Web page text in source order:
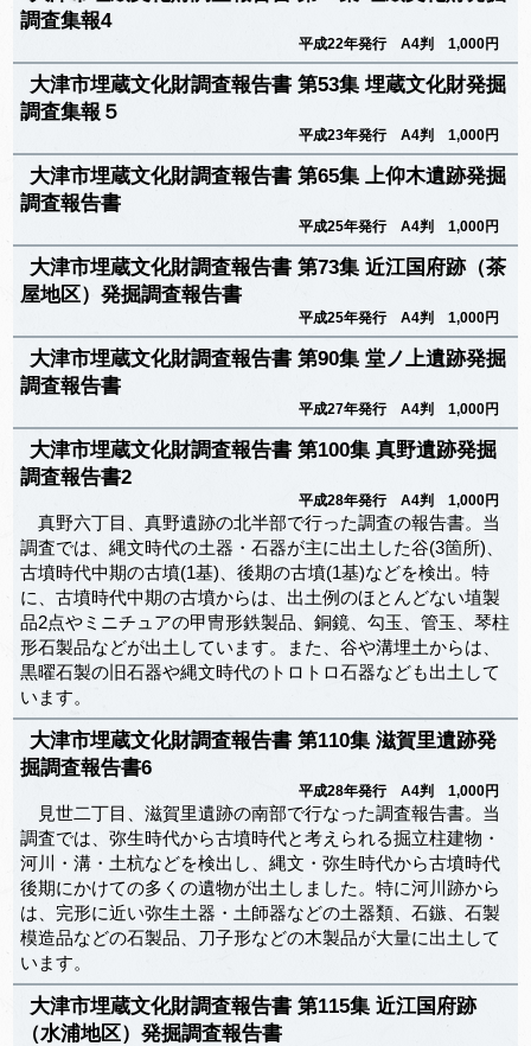
調査集報4
平成22年発行 A4判 1,000円
大津市埋蔵文化財調査報告書 第53集 埋蔵文化財発掘
調査集報５
平成23年発行 A4判 1,000円
大津市埋蔵文化財調査報告書 第65集 上仰木遺跡発掘
調査報告書
平成25年発行 A4判 1,000円
大津市埋蔵文化財調査報告書 第73集 近江国府跡（茶
屋地区）発掘調査報告書
平成25年発行 A4判 1,000円
大津市埋蔵文化財調査報告書 第90集 堂ノ上遺跡発掘
調査報告書
平成27年発行 A4判 1,000円
大津市埋蔵文化財調査報告書 第100集 真野遺跡発掘
調査報告書2
平成28年発行 A4判 1,000円
真野六丁目、真野遺跡の北半部で行った調査の報告書。当
調査では、縄文時代の土器・石器が主に出土した谷(3箇所)、
古墳時代中期の古墳(1基)、後期の古墳(1基)などを検出。特
に、古墳時代中期の古墳からは、出土例のほとんどない埴製
品2点やミニチュアの甲冑形鉄製品、銅鏡、勾玉、管玉、琴柱
形石製品などが出土しています。また、谷や溝埋土からは、
黒曜石製の旧石器や縄文時代のトロトロ石器なども出土して
います。
大津市埋蔵文化財調査報告書 第110集 滋賀里遺跡発
掘調査報告書6
平成28年発行 A4判 1,000円
見世二丁目、滋賀里遺跡の南部で行なった調査報告書。当
調査では、弥生時代から古墳時代と考えられる掘立柱建物・
河川・溝・土杭などを検出し、縄文・弥生時代から古墳時代
後期にかけての多くの遺物が出土しました。特に河川跡から
は、完形に近い弥生土器・土師器などの土器類、石鏃、石製
模造品などの石製品、刀子形などの木製品が大量に出土して
います。
大津市埋蔵文化財調査報告書 第115集 近江国府跡
（水浦地区）発掘調査報告書